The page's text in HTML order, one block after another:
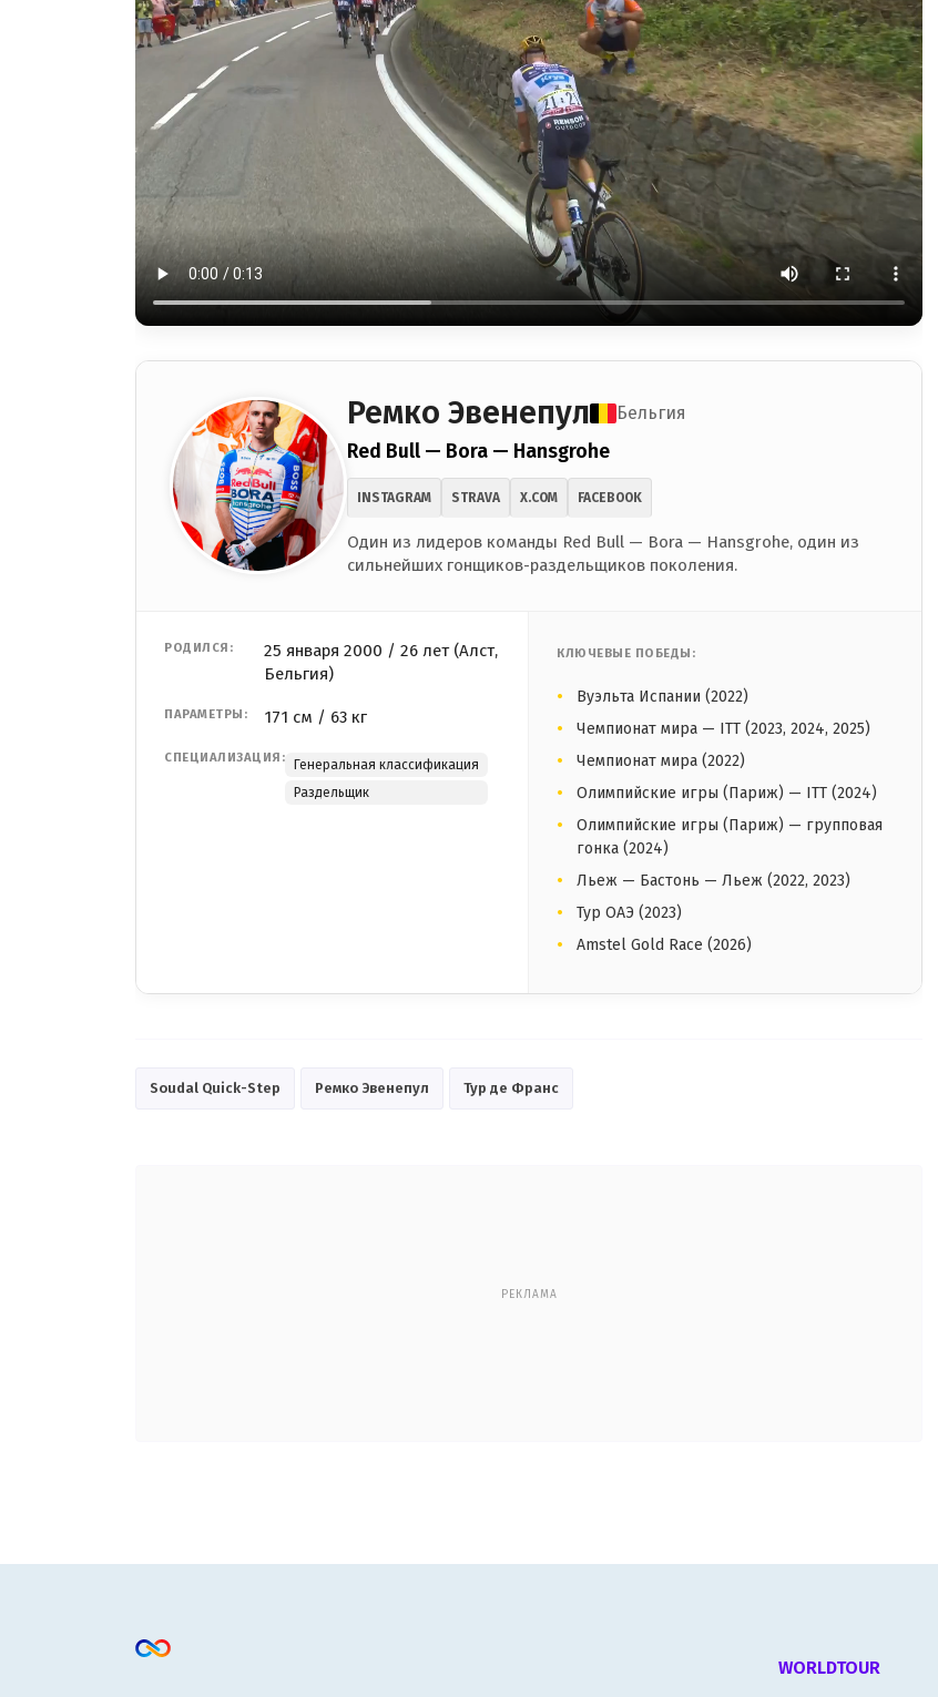
Ремко Эвенепул Бельгия
Red Bull — Bora — Hansgrohe
INSTAGRAM STRAVA X.COM FACEBOOK
Один из лидеров команды Red Bull — Bora — Hansgrohe, один из
сильнейших гонщиков-раздельщиков поколения.
РОДИЛСЯ:
25 января 2000 / 26 лет (Алст,
Бельгия)
ПАРАМЕТРЫ: 171 см / 63 кг
СПЕЦИАЛИЗАЦИЯ:
Генеральная классификация
Раздельщик
КЛЮЧЕВЫЕ ПОБЕДЫ:
Вуэльта Испании (2022)
Чемпионат мира — ITT (2023, 2024, 2025)
Чемпионат мира (2022)
Олимпийские игры (Париж) — ITT (2024)
Олимпийские игры (Париж) — групповая
гонка (2024)
Льеж — Бастонь — Льеж (2022, 2023)
Тур ОАЭ (2023)
Amstel Gold Race (2026)
Soudal Quick-Step Ремко Эвенепул Тур де Франс
РЕКЛАМА
WORLDTOUR